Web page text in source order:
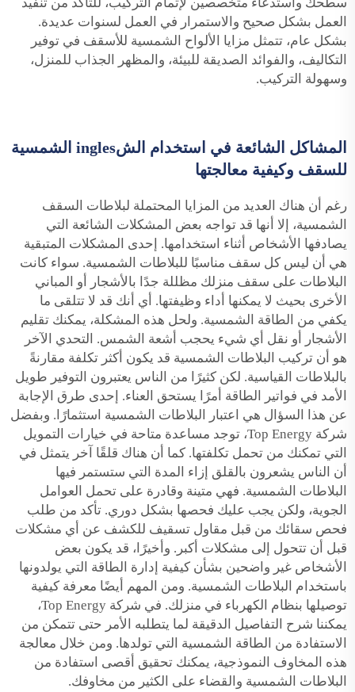
العمل بشكل صحيح والاستمرار في العمل لسنوات عديدة.
بشكل عام، تتمثل مزايا الألواح الشمسية للأسقف في توفير
التكاليف، والفوائد الصديقة للبيئة، والمظهر الجذاب للمنزل،
وسهولة التركيب.
المشاكل الشائعة في استخدام الشingles الشمسية
للسقف وكيفية معالجتها
رغم أن هناك العديد من المزايا المحتملة لبلاطات السقف
الشمسية، إلا أنها قد تواجه بعض المشكلات الشائعة التي
يصادفها الأشخاص أثناء استخدامها. إحدى المشكلات المتبقية
هي أن ليس كل سقف مناسبًا للبلاطات الشمسية. سواء كانت
البلاطات على سقف منزلك مظللة جدًا بالأشجار أو المباني
الأخرى بحيث لا يمكنها أداء وظيفتها. أي أنك قد لا تتلقى ما
يكفي من الطاقة الشمسية. ولحل هذه المشكلة، يمكنك تقليم
الأشجار أو نقل أي شيء يحجب أشعة الشمس. التحدي الآخر
هو أن تركيب البلاطات الشمسية قد يكون أكثر تكلفة مقارنةً
بالبلاطات القياسية. لكن كثيرًا من الناس يعتبرون التوفير طويل
الأمد في فواتير الطاقة أمرًا يستحق العناء. إحدى طرق الإجابة
عن هذا السؤال هي اعتبار البلاطات الشمسية استثمارًا. وبفضل
شركة Top Energy، توجد مساعدة متاحة في خيارات التمويل
التي تمكنك من تحمل تكلفتها. كما أن هناك قلقًا آخر يتمثل في
أن الناس يشعرون بالقلق إزاء المدة التي ستستمر فيها
البلاطات الشمسية. فهي متينة وقادرة على تحمل العوامل
الجوية، ولكن يجب عليك فحصها بشكل دوري. تأكد من طلب
فحص سقائك من قبل مقاول تسقيف للكشف عن أي مشكلات
قبل أن تتحول إلى مشكلات أكبر. وأخيرًا، قد يكون بعض
الأشخاص غير واضحين بشأن كيفية إدارة الطاقة التي يولدونها
باستخدام البلاطات الشمسية. ومن المهم أيضًا معرفة كيفية
توصيلها بنظام الكهرباء في منزلك. في شركة Top Energy،
يمكننا شرح التفاصيل الدقيقة لما يتطلبه الأمر حتى تتمكن من
الاستفادة من الطاقة الشمسية التي تولدها. ومن خلال معالجة
هذه المخاوف النموذجية، يمكنك تحقيق أقصى استفادة من
البلاطات الشمسية والقضاء على الكثير من مخاوفك.